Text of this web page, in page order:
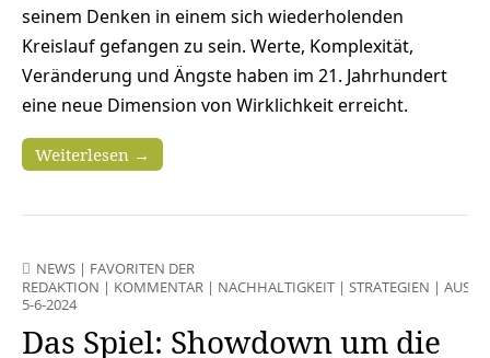
seinem Denken in einem sich wiederholenden
Kreislauf gefangen zu sein. Werte, Komplexität,
Veränderung und Ängste haben im 21. Jahrhundert
eine neue Dimension von Wirklichkeit erreicht.
Weiterlesen →
NEWS | FAVORITEN DER
REDAKTION | KOMMENTAR | NACHHALTIGKEIT | STRATEGIEN |
5-6-2024
Das Spiel: Showdown um die